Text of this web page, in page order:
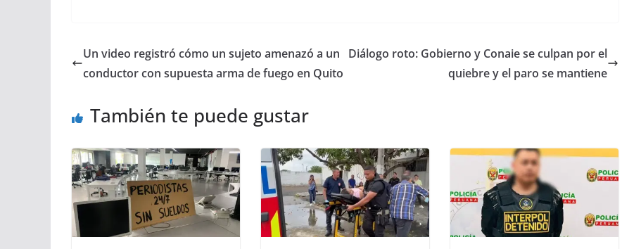
Un video registró cómo un sujeto amenazó a un
conductor con supuesta arma de fuego en Quito
Diálogo roto: Gobierno y Conaie se culpan por el
quiebre y el paro se mantiene
También te puede gustar